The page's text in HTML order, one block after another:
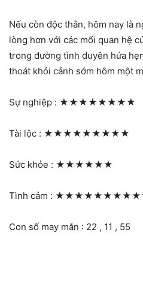
Nếu còn độc thân, hôm nay là
lòng hơn với các mối quan hệ
trong đường tình duyên hứa
thoát khỏi cảnh sớm hôm một
Sự nghiệp : ★★★★★★★★
Tài lộc : ★★★★★★★★★
Sức khỏe : ★★★★★★
Tình cảm :
Con số may mắn : 22 , 11 , 55